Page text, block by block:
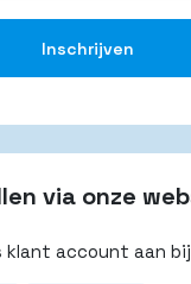
via onze
klant account aan